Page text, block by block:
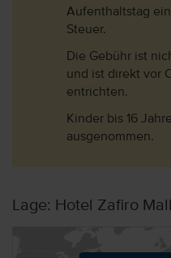
Aufenthaltstag
Steuer.
Die Gebühr ist
und ist direkt vor
entrichten.
Kinder bis 16
ausgenommen.
Lage: Hotel Zafiro